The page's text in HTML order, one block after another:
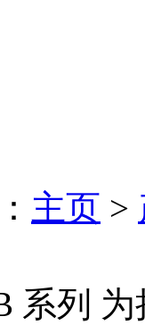
主页 >
列 为